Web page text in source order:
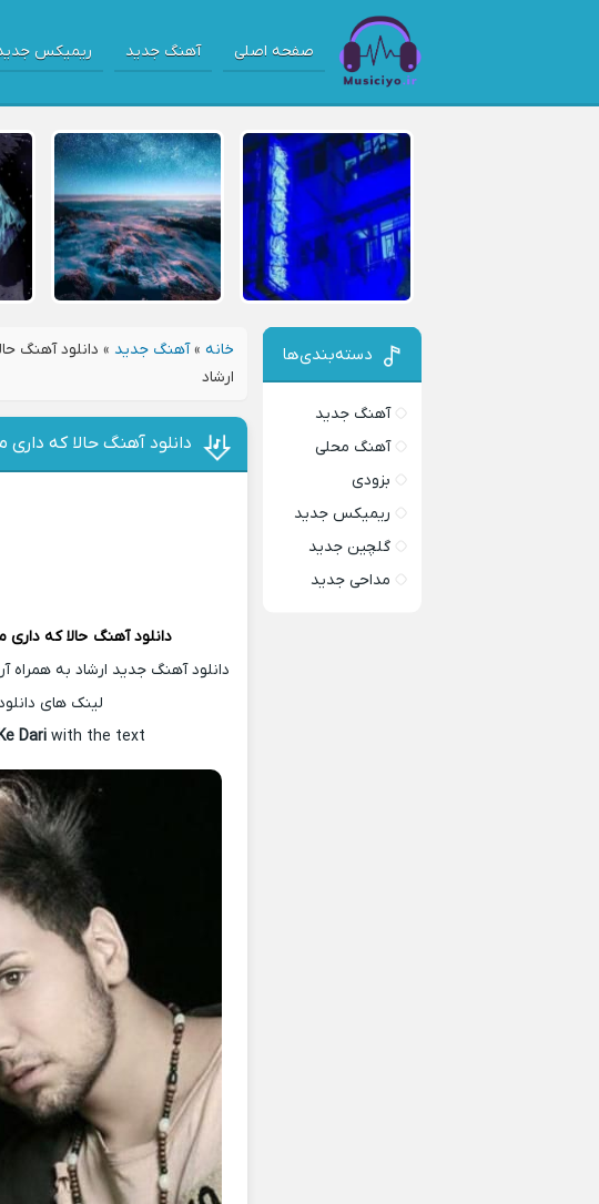
صفحه اصلی آهنگ جدید ریمیکس
خانه »آهنگ جدید » دانلود آهنگ
ارشاد
دانلود آهنگ حالا که داری
دانلود آهنگ حالا که داری
دانلود آهنگ جدید ارشاد به
لینک های
Dariwith the text
دسته‌بندی‌ها
آهنگ جدید
آهنگ محلی
بزودی
ریمیکس جدید
گلچین جدید
مداحی جدید